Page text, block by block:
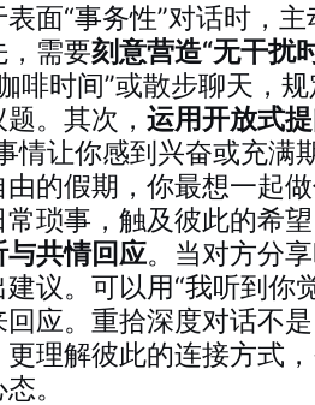
面“事务性”对话时，
，需要刻意营造“无干扰
啡时间”或散步聊天，
。其次， 运用开放式
情让你感到兴奋或充满
的假期，你最想一起
琐事，触及彼此的希
共情回应。当对方分
议。可以用“我听到你
应。重拾深度对话不
理解彼此的连接方式
。